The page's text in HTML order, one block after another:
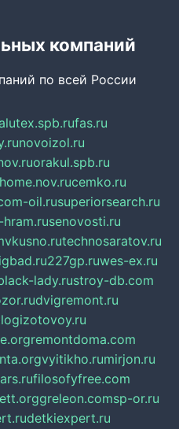
компаний
по всей России
alutex.spb.rufas.ru
novoizol.ru
orakul.spb.ru
home.nov.rucemko.ru
oil.rusuperiorsearch.ru
hram.rusenovosti.ru
technosaratov.ru
227gp.ruwes-ex.ru
lady.rustroy-db.com
dvigremont.ru
remontdoma.com
vyitikho.rumirjon.ru
filosofyfree.com
greleon.comsp-or.ru
detkiexpert.ru